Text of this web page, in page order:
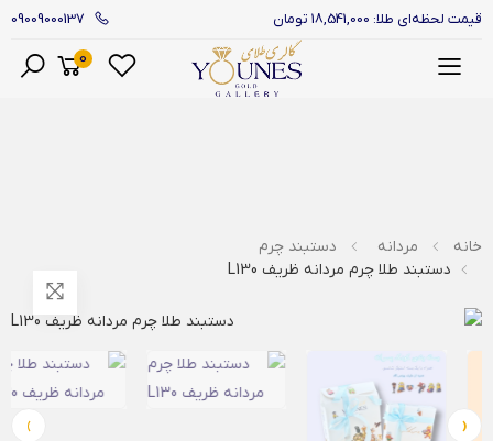
قیمت لحظه‌ای طلا: 18,541,000 تومان 09009000137
0
خانه مردانه
دستبند چرم
دستبند طلا چرم مردانه ظریف L130
‹
›